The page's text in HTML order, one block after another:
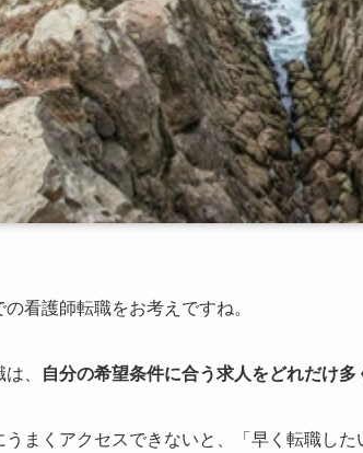
看護師転職をお考えですね。
、 自分の希望条件に合う求人をどれだけ多
うまくアクセスできないと、「早く転職し